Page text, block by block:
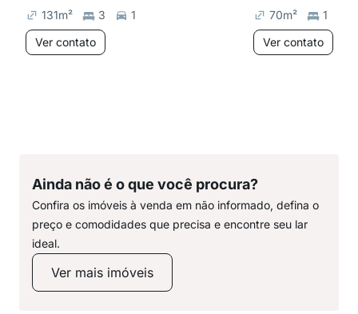
131m² 3
1
Ver contato
70m² 1
Ver contato
Ainda não é o que você procura?
Confira os imóveis à venda em não informado, defina o
preço e comodidades que precisa e encontre seu lar
ideal.
Ver mais imóveis